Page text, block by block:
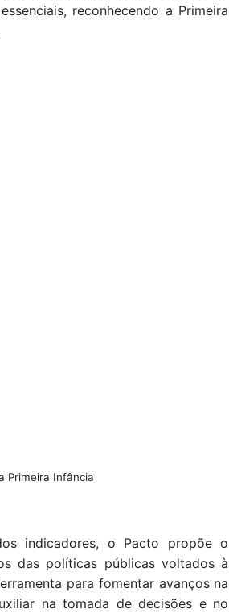
reconhecendo a Primeira
Primeira Infância
indicadores, o Pacto propõe o
das políticas públicas voltados à
para fomentar avanços na
na tomada de decisões e no